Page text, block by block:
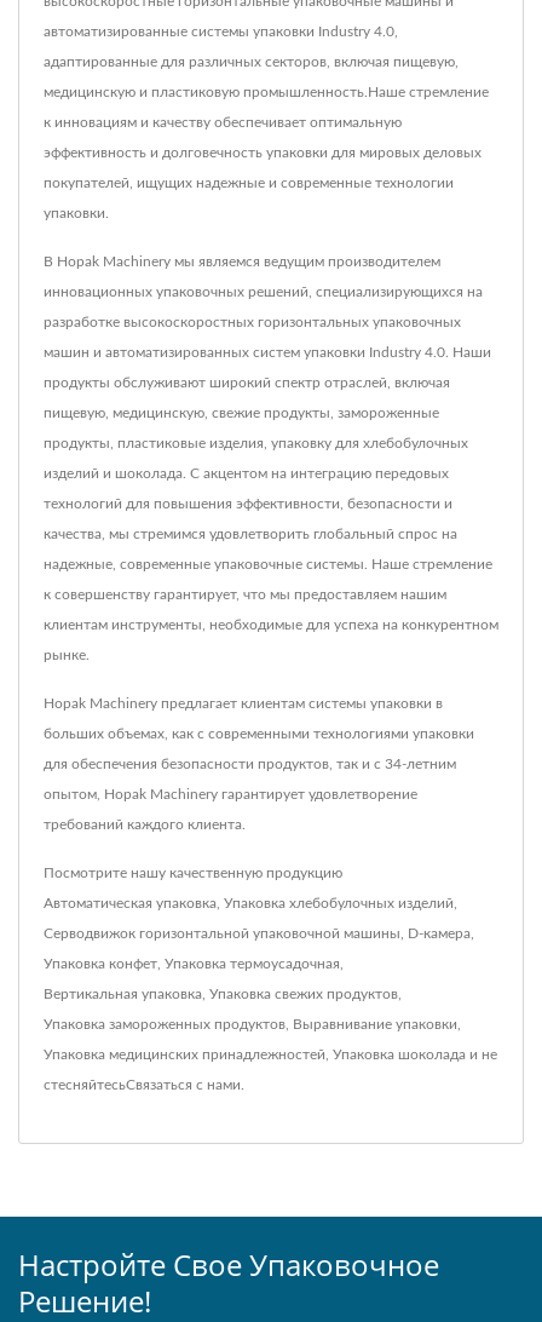
автоматизированные системы упаковки Industry 4.0,
адаптированные для различных секторов, включая пищевую,
медицинскую и пластиковую промышленность.Наше стремление
к инновациям и качеству обеспечивает оптимальную
эффективность и долговечность упаковки для мировых деловых
покупателей, ищущих надежные и современные технологии
упаковки.
В Hopak Machinery мы являемся ведущим производителем
инновационных упаковочных решений, специализирующихся на
разработке высокоскоростных горизонтальных упаковочных
машин и автоматизированных систем упаковки Industry 4.0. Наши
продукты обслуживают широкий спектр отраслей, включая
пищевую, медицинскую, свежие продукты, замороженные
продукты, пластиковые изделия, упаковку для хлебобулочных
изделий и шоколада. С акцентом на интеграцию передовых
технологий для повышения эффективности, безопасности и
качества, мы стремимся удовлетворить глобальный спрос на
надежные, современные упаковочные системы. Наше стремление
к совершенству гарантирует, что мы предоставляем нашим
клиентам инструменты, необходимые для успеха на конкурентном
рынке.
Hopak Machinery предлагает клиентам системы упаковки в
больших объемах, как с современными технологиями упаковки
для обеспечения безопасности продуктов, так и с 34-летним
опытом, Hopak Machinery гарантирует удовлетворение
требований каждого клиента.
Посмотрите нашу качественную продукцию
Автоматическая упаковка Упаковка хлебобулочных изделий
Серводвижок горизонтальной упаковочной машины D-камера
Упаковка конфет Упаковка термоусадочная
Вертикальная упаковка Упаковка свежих продуктов
Упаковка замороженных продуктов Выравнивание упаковки
Упаковка медицинских принадлежностей Упаковка шоколада и не
стесняйтесьСвязаться с нами
Настройте Свое Упаковочное
Решение!